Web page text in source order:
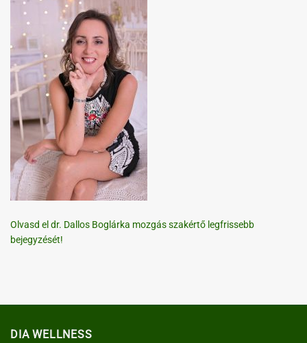
Olvasd el dr. Dallos Boglárka mozgás szakértő legfrissebb
bejegyzését!
DIA WELLNESS